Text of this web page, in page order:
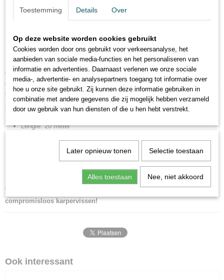
Veelzijdig:Geschikt voor diverse karpervangsttechnieken, van
vissen met de dobber tot feeder- en method feeder vissen.
kwaliteit in de hengelsportbranche, wat de betrouwbaarheid en
duurzaamheid van de lijn garandeert.
CarpQueen Hakenlijnmateriaal is de perfecte keuze voor vissers die
op zoek zijn naar een betrouwbare en veelzijdige lijn die hen in geen
enkele situatie in de steek zal laten.
Extra informatie:
Lengte: 20 meter
Kleur: bruin-zwart
Materiaal: synthetische vlecht
Vertrouw op CarpQueen Hakenlijnmateriaal en geniet van
compromisloos karpervissen!
Ook interessant
Toestemming Details Over
Op deze website worden cookies gebruikt
Cookies worden door ons gebruikt voor verkeersanalyse, het
aanbieden van sociale media-functies en het personaliseren van
informatie en advertenties. Daarnaast verlenen we onze sociale
media-, advertentie- en analysepartners toegang tot informatie over
hoe u onze site gebruikt. Zij kunnen deze informatie gebruiken in
combinatie met andere gegevens die zij mogelijk hebben verzameld
door uw gebruik van hun diensten of die u hen hebt verstrekt.
Later opnieuw tonen Selectie toestaan
Alles toestaan Nee, niet akkoord